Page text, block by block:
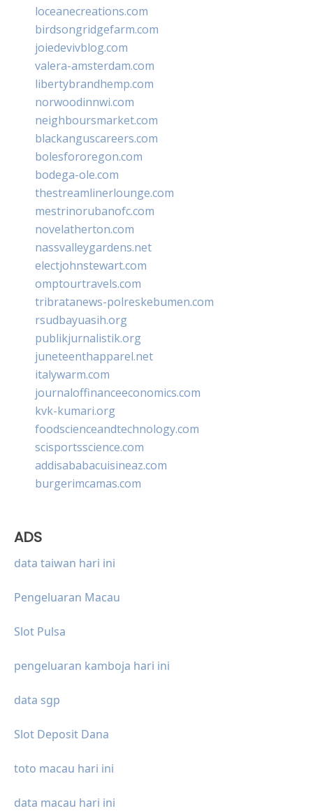
loceanecreations.com
birdsongridgefarm.com
joiedevivblog.com
valera-amsterdam.com
libertybrandhemp.com
norwoodinnwi.com
neighboursmarket.com
blackanguscareers.com
bolesfororegon.com
bodega-ole.com
thestreamlinerlounge.com
mestrinorubanofc.com
novelatherton.com
nassvalleygardens.net
electjohnstewart.com
omptourtravels.com
tribratanews-polreskebumen.com
rsudbayuasih.org
publikjurnalistik.org
juneteenthapparel.net
italywarm.com
journaloffinanceeconomics.com
kvk-kumari.org
foodscienceandtechnology.com
scisportsscience.com
addisababacuisineaz.com
burgerimcamas.com
ADS
data taiwan hari ini
Pengeluaran Macau
Slot Pulsa
pengeluaran kamboja hari ini
data sgp
Slot Deposit Dana
toto macau hari ini
data macau hari ini